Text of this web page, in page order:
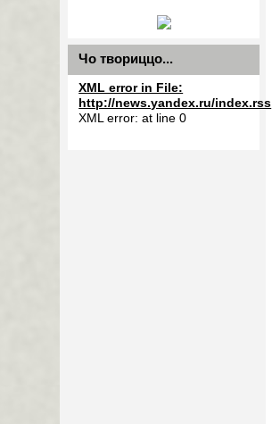
Чо твориццо...
XML error in File:
http://news.yandex.ru/index.rss
XML error: at line 0